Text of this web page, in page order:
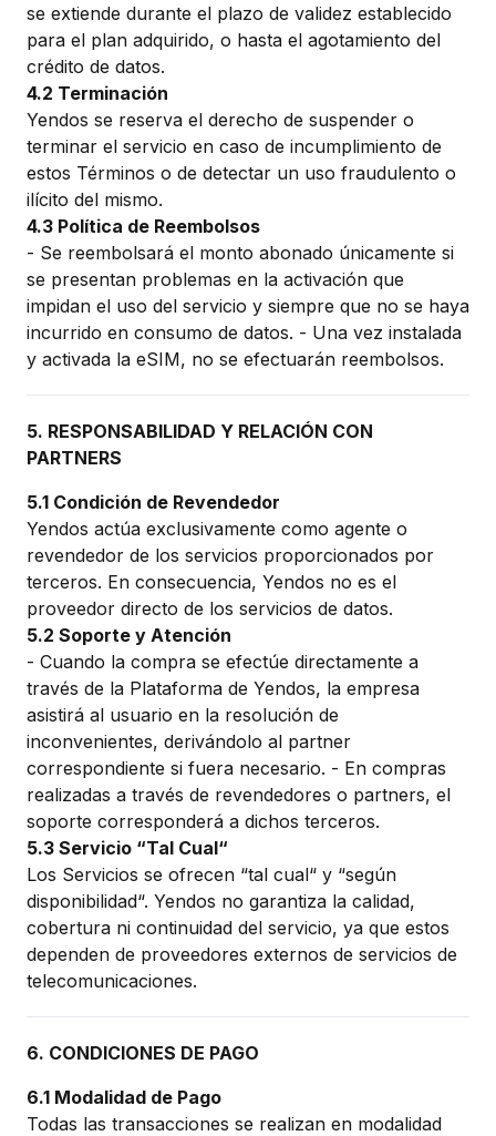
se extiende durante el plazo de validez establecido
para el plan adquirido, o hasta el agotamiento del
crédito de datos.
4.2 Terminación
Yendos se reserva el derecho de suspender o
terminar el servicio en caso de incumplimiento de
estos Términos o de detectar un uso fraudulento o
ilícito del mismo.
4.3 Política de Reembolsos
- Se reembolsará el monto abonado únicamente si
se presentan problemas en la activación que
impidan el uso del servicio y siempre que no se haya
incurrido en consumo de datos. - Una vez instalada
y activada la eSIM, no se efectuarán reembolsos.
5. RESPONSABILIDAD Y RELACIÓN CON
PARTNERS
5.1 Condición de Revendedor
Yendos actúa exclusivamente como agente o
revendedor de los servicios proporcionados por
terceros. En consecuencia, Yendos no es el
proveedor directo de los servicios de datos.
5.2 Soporte y Atención
- Cuando la compra se efectúe directamente a
través de la Plataforma de Yendos, la empresa
asistirá al usuario en la resolución de
inconvenientes, derivándolo al partner
correspondiente si fuera necesario. - En compras
realizadas a través de revendedores o partners, el
soporte corresponderá a dichos terceros.
5.3 Servicio “Tal Cual“
Los Servicios se ofrecen “tal cual“ y “según
disponibilidad“. Yendos no garantiza la calidad,
cobertura ni continuidad del servicio, ya que estos
dependen de proveedores externos de servicios de
telecomunicaciones.
6. CONDICIONES DE PAGO
6.1 Modalidad de Pago
Todas las transacciones se realizan en modalidad